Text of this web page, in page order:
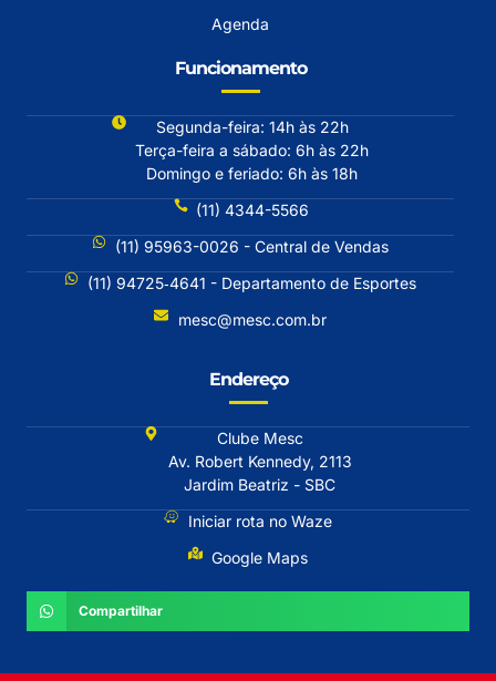
Agenda
Funcionamento
Segunda-feira: 14h às 22h
Terça-feira a sábado: 6h às 22h
Domingo e feriado: 6h às 18h
(11) 4344-5566
(11) 95963-0026 - Central de Vendas
(11) 94725‐4641 - Departamento de Esportes
mesc@mesc.com.br
Endereço
Clube Mesc
Av. Robert Kennedy, 2113
Jardim Beatriz - SBC
Iniciar rota no Waze
Google Maps
Compartilhar